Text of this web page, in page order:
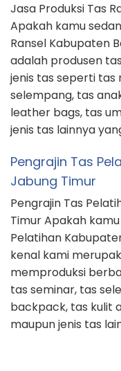
Jasa Produksi Tas
Apakah kamu
Ransel Kabupaten
adalah produsen
jenis tas seperti tas
selempang, tas
leather bags, tas
jenis tas lainnya
Pengrajin Tas
Jabung Timur
Pengrajin Tas
Timur Apakah
Pelatihan
kenal kami
memproduksi
tas seminar, tas
backpack, tas kulit
maupun jenis tas